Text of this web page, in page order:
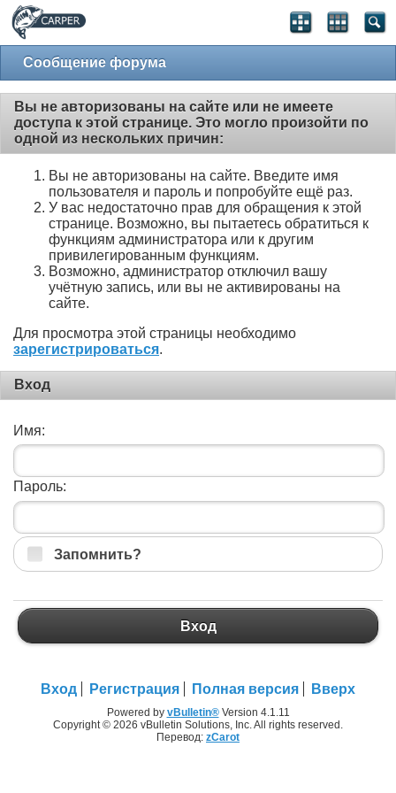
Сообщение форума
Вы не авторизованы на сайте или не имеете
доступа к этой странице. Это могло произойти по
одной из нескольких причин:
Вы не авторизованы на сайте. Введите имя
пользователя и пароль и попробуйте ещё раз.
У вас недостаточно прав для обращения к этой
странице. Возможно, вы пытаетесь обратиться к
функциям администратора или к другим
привилегированным функциям.
Возможно, администратор отключил вашу
учётную запись, или вы не активированы на
сайте.
Для просмотра этой страницы необходимо
зарегистрироваться.
Вход
Имя:
Пароль:
Запомнить?
Вход
Вход Регистрация Полная версия Вверх
Powered by vBulletin®Version 4.1.11
Copyright © 2026 vBulletin Solutions, Inc. All rights reserved.
Перевод: zCarot